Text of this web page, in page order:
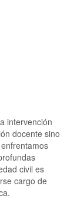
intervención
docente sino
civil es
cargo de